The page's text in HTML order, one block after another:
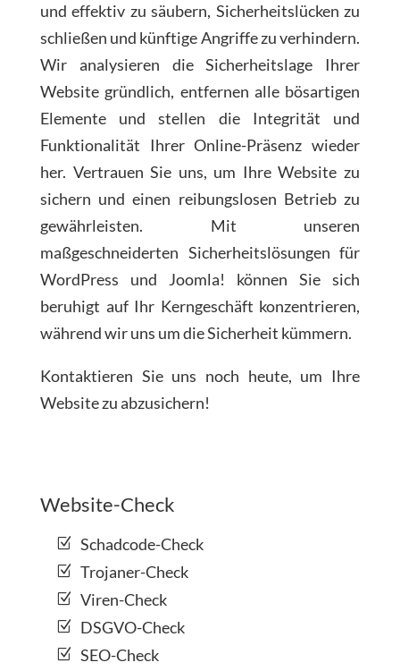
und effektiv zu säubern, Sicherheitslücken zu
schließen und künftige Angriffe zu verhindern.
Wir analysieren die Sicherheitslage Ihrer
Website gründlich, entfernen alle bösartigen
Elemente und stellen die Integrität und
Funktionalität Ihrer Online-Präsenz wieder
her. Vertrauen Sie uns, um Ihre Website zu
sichern und einen reibungslosen Betrieb zu
gewährleisten. Mit unseren
maßgeschneiderten Sicherheitslösungen für
WordPress und Joomla! können Sie sich
beruhigt auf Ihr Kerngeschäft konzentrieren,
während wir uns um die Sicherheit kümmern.
Kontaktieren Sie uns noch heute, um Ihre
Website zu abzusichern!
Website-Check
Schadcode-Check
Trojaner-Check
Viren-Check
DSGVO-Check
SEO-Check